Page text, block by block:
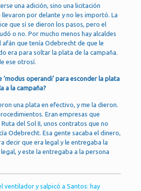
una adición, sino una licitación
por delante y no les importó. La
que sí se dieron los pasos, pero el
o no. Por mucho menos hay alcaldes
afán que tenía Odebrecht de que le
era para soltar la plata de la campaña.
ese otrosí.
‘modus operandi’ para esconder la plata
a la campaña?
una plata en efectivo, y me la dieron.
Eran empresas que
del Sol II, unos contratos que no
Odebrecht. Esa gente sacaba el dinero,
decir que era legal y le entregaba la
y este la entregaba a la persona
ventilador y salpicó a Santos: hay